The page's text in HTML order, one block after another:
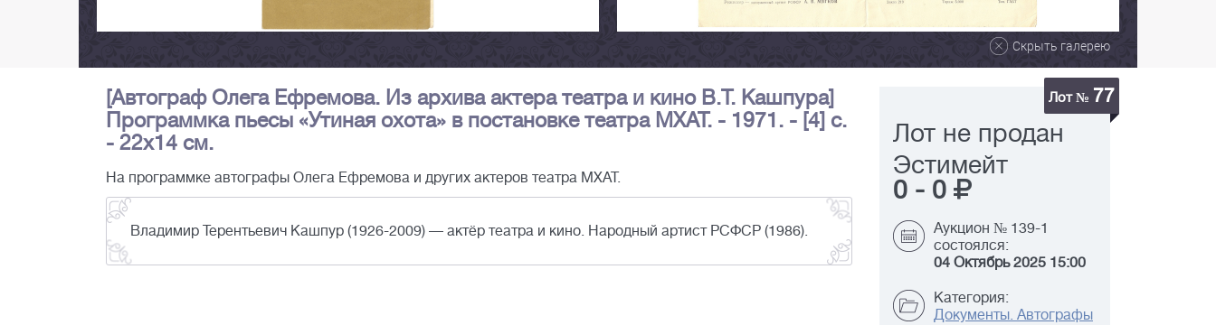
Скрыть галерею
[Автограф Олега Ефремова. Из архива актера театра и кино В.Т. Кашпура]
Программка пьесы «Утиная охота» в постановке театра МХАТ. - 1971. - [4] c.
- 22х14 см.
На программке автографы Олега Ефремова и других актеров театра МХАТ.
Владимир Терентьевич Кашпур (1926-2009) — актёр театра и кино. Народный артист РСФСР (1986).
Лот № 77
Лот не продан
Эстимейт
0 - 0
Аукцион № 139-1
состоялся:
04 Октябрь 2025 15:00
Категория:
Документы. Автографы